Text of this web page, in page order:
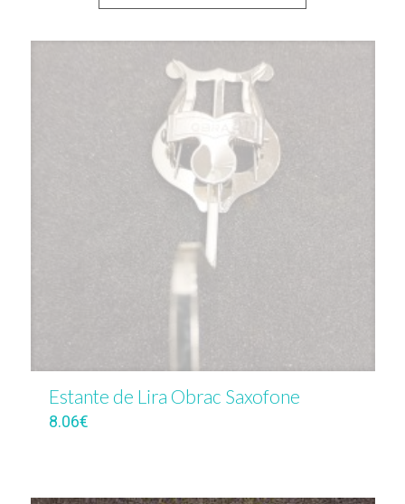
Estante de Lira Obrac Saxofone
8.06€